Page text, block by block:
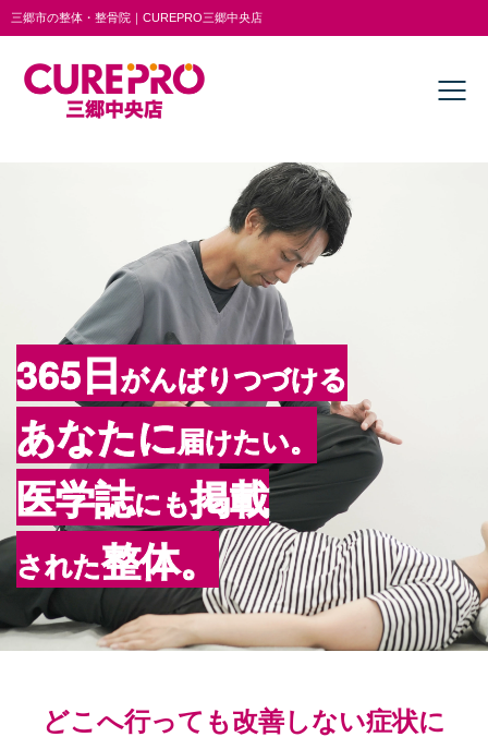
三郷市の整体・整骨院｜CUREPRO三郷中央店
365日がんばりつづける
あなたに届けたい。
医学誌にも掲載
された整体。
どこへ行っても改善しない症状に